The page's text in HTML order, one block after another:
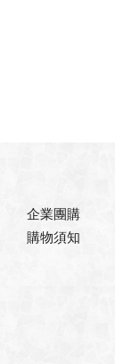
企業團購
購物須知